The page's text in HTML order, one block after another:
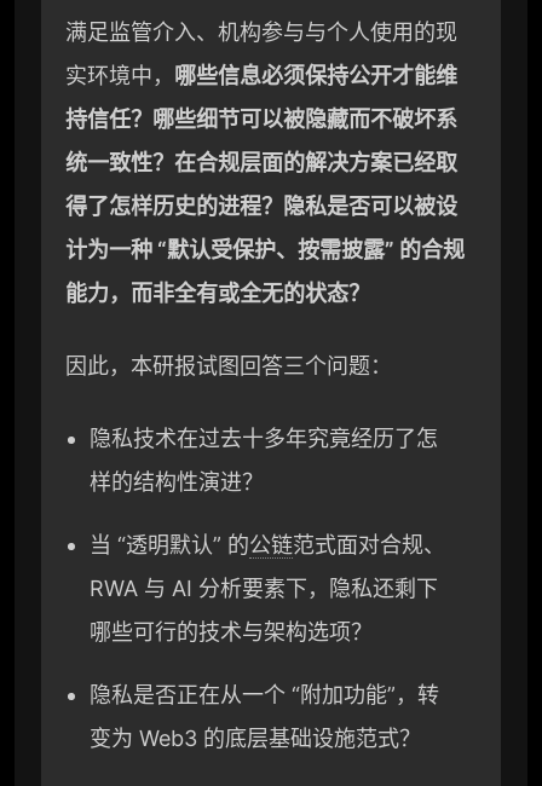
满足监管介入、机构参与与个人使用的现
实环境中， 哪些信息必须保持公开才能维
持信任？哪些细节可以被隐藏而不破坏系
统一致性？ 在合规层面的解决方案已经取
得了怎样历史的进程？ 隐私是否可以被设
计为一种 “默认受保护、按需披露” 的合规
能力，而非全有或全无的状态？
因此，本研报试图回答三个问题：
隐私技术在过去十多年究竟经历了怎
样的结构性演进？
当 “透明默认” 的公链范式面对合规、
RWA 与 AI 分析要素下，隐私还剩下
哪些可行的技术与架构选项？
隐私是否正在从一个 “附加功能”，转
变为 Web3 的底层基础设施范式？